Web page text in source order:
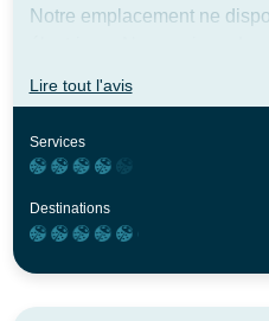
Notre emplacement ne
contacter. Rien de grave,
Lire tout l'avis
Services
Destinations